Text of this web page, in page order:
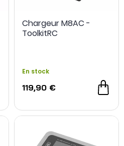
Chargeur M8AC -
ToolkitRC
En stock
119,90 €